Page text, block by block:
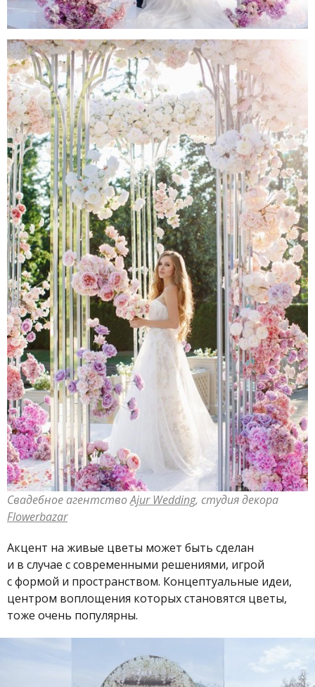
Свадебное агентствоAjur Wedding, студия декора
Flowerbazar
Акцент на живые цветы может быть сделан
и в случае с современными решениями, игрой
с формой и пространством. Концептуальные идеи,
центром воплощения которых становятся цветы,
тоже очень популярны.